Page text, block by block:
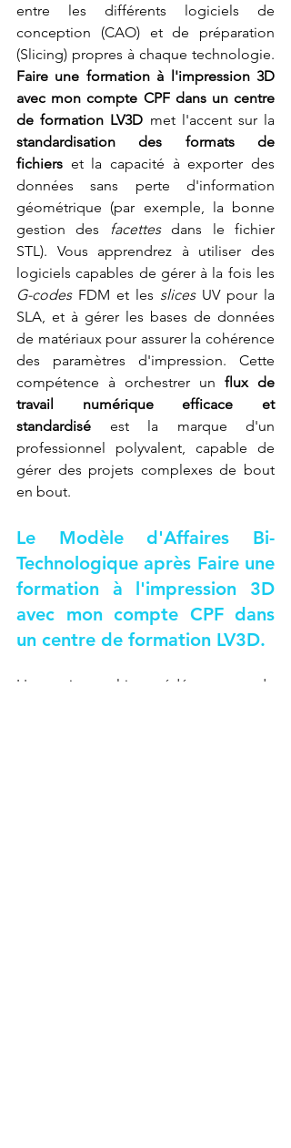
entre les différents logiciels de
conception (CAO) et de préparation
Faire une formation à l'impression 3D
avec mon compte CPF dans un centre
de formation LV3D
standardisation des formats de
fichiers et la capacité à exporter des
données sans perte d'information
géométrique (par exemple, la bonne
gestion des
facettes dans le fichier
STL). Vous apprendrez à utiliser des
G-codes FDM et les slices UV pour la
SLA, et à gérer les bases de données
de matériaux pour assurer la cohérence
des paramètres d'impression. Cette
compétence à orchestrer un flux de
travail numérique efficace et
standardisé est la marque d'un
professionnel polyvalent, capable de
gérer des projets complexes de bout
en bout.
Le Modèle d'Affaires Bi-
Technologique après Faire une
formation à l'impression 3D
avec mon compte CPF dans
un centre de formation LV3D.
L'expertise multi-procédés permet de